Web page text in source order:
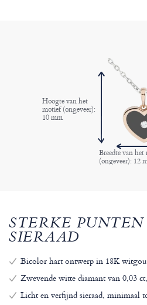
Hoogte van het
motief (ongeveer):
10 mm
Breedte van
(ongeveer): 12
STERKE
SIERAAD
Bicolor hart ontwerp in 18K
Zwevende witte diamant van 0,03
Licht en verfijnd sieraad, minimaal